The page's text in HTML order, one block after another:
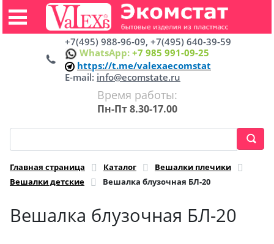
+7(495) 988-96-09, +7(495) 640-39-59
WhatsApp: +7 985 991-09-25
https://t.me/valexaecomstat
E-mail: info@ecomstate.ru
Время работы:
Пн-Пт 8.30-17.00
Главная страница Каталог
Вешалки плечики
Вешалки детские
Вешалка блузочная БЛ-20
Вешалка блузочная БЛ-20